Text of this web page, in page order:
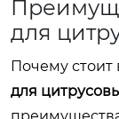
для
Почему
для